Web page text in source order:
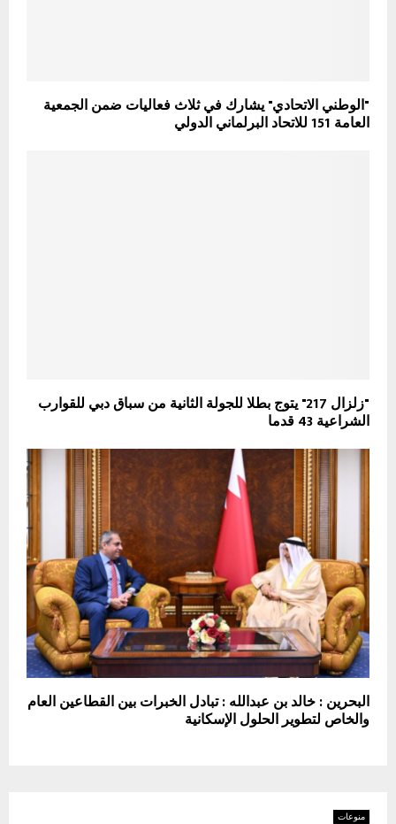
"الوطني الاتحادي" يشارك في ثلاث فعاليات ضمن الجمعية
العامة 151 للاتحاد البرلماني الدولي
"زلزال 217" يتوج بطلا للجولة الثانية من سباق دبي للقوارب
الشراعية 43 قدما
البحرين : خالد بن عبدالله : تبادل الخبرات بين القطاعين العام
والخاص لتطوير الحلول الإسكانية
منوعات